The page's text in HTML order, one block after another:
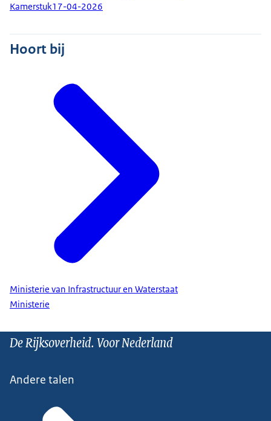
Kamerstuk17-04-2026
Hoort bij
Ministerie van Infrastructuur en Waterstaat
Ministerie
De Rijksoverheid. Voor Nederland
Andere talen